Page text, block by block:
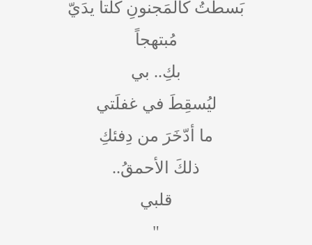
بَسطتُ كالمَجنونِ كلتا يدَيّ
مُبتهجاً
بكِ.. بي
ليُسقِطَ في غفلَتي
ما أدّخَرَ من دِفئكِ
ذلكَ الأحمقُ..
قلبي
"